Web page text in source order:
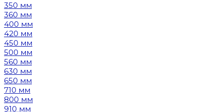
350 мм
360 мм
400 мм
420 мм
450 мм
500 мм
560 мм
630 мм
650 мм
710 мм
800 мм
910 мм